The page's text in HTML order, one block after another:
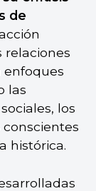
de
relaciones
enfoques
las
los
histórica.